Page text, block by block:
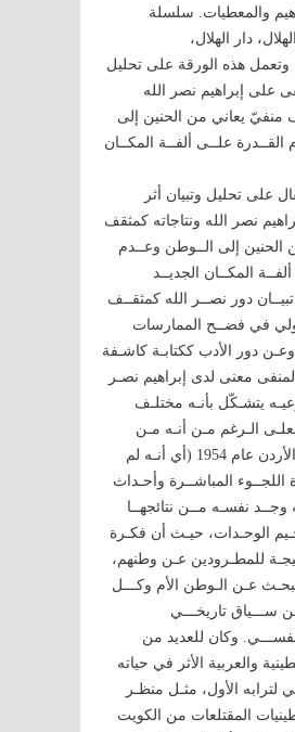
والمعطيات. سلسلة
دار الهلال،
وتعمل هذه الورقة على تحليل
على إبراهيم نصر الله
منفيّ يعاني من الحنين إلى
القــدرة علــى ألفــة المكــان
على تحليل وتبيان أثر
نصر الله ونتاجاته كمثقف
إلى الــوطن وعــدم
المكــان الجديــد
دور نصــر الله كمثقــف
في فضــح الممارسات
دور الأدب ككتابـة كاشـفة
معنى لدى إبراهيم نصـر
وعيـه يتشـكّل بأنـه مختلـف
الـرغم مـن أنـه مـن
مواليـد عمان ،الأردن عام 1954 (أي أنـه لم
اللجــوء المباشــرة وأحـداث
وجــد نفسـه مــن نتائجهــا
الوحـدات، حيـث أن فكـرة
للمطـرودين عـن وطنهم،
عـن الـوطن الأم وكـــل
ســـياق تاريخـــي
وكان للعديد من
والعربية الأثر في حياته
لترابه الأول، مثـل منظـر
المقتلعات من الكويت